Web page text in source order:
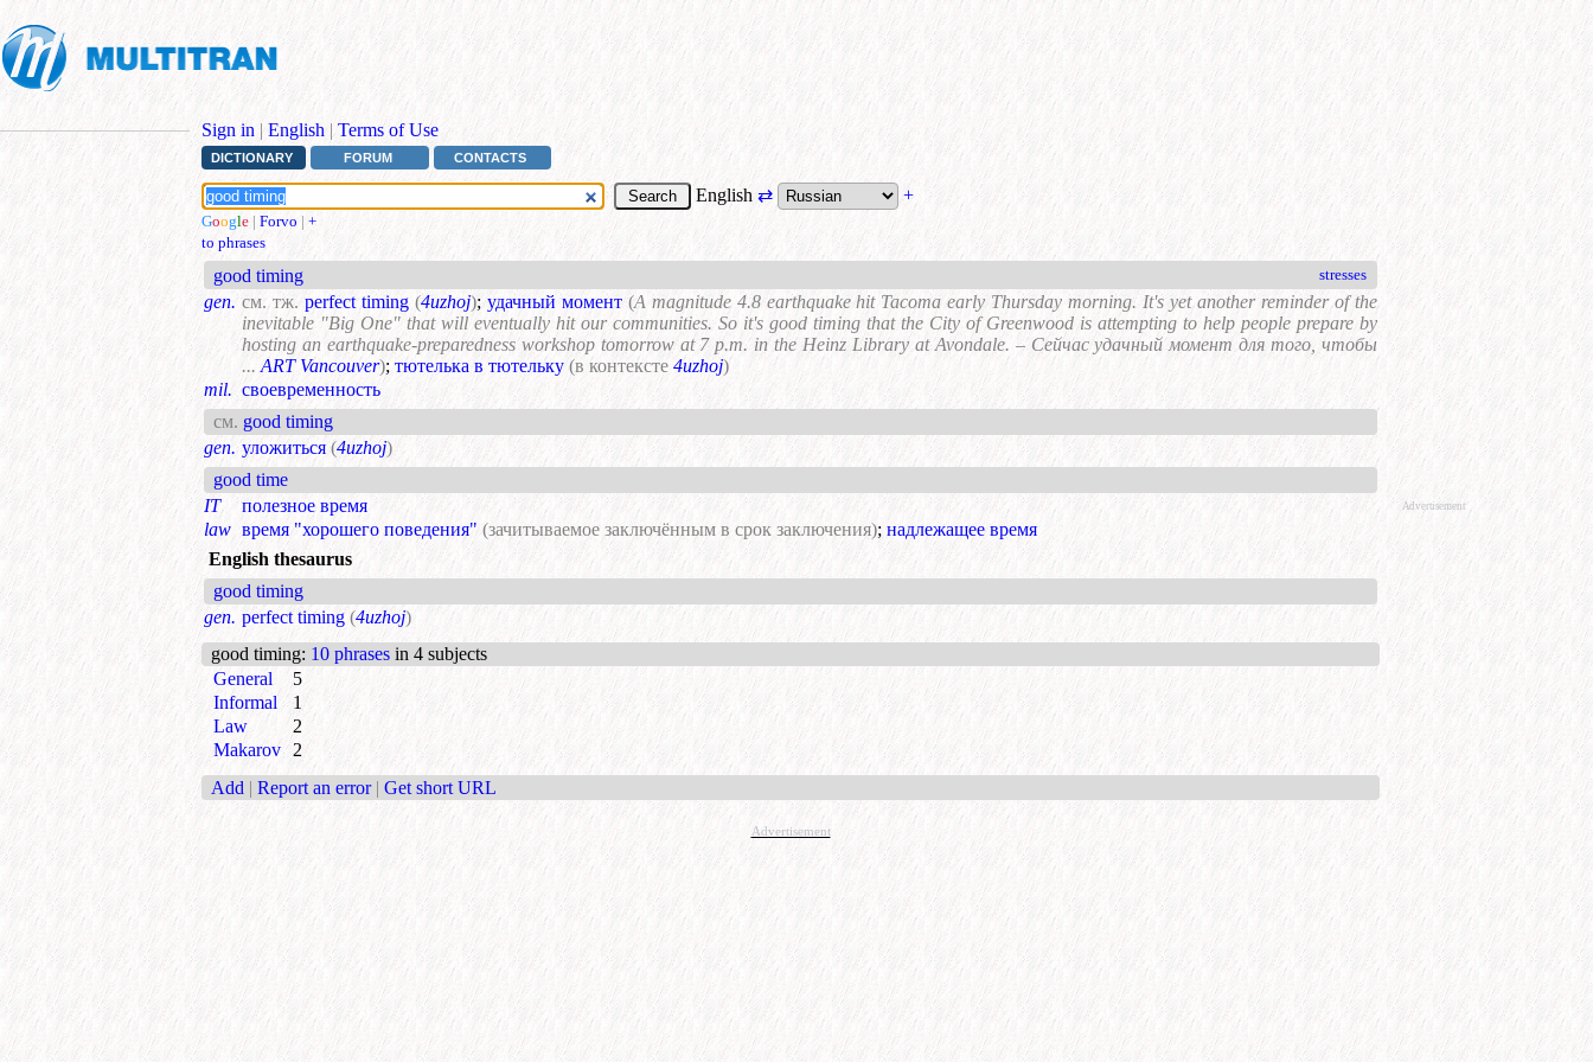
Sign in | English | Terms of Use
DICTIONARY FORUM CONTACTS
English ⇄ +
Google | Forvo | +
to phrases
good timing stresses
gen. см. тж. perfect timing (4uzhoj); удачный момент (A magnitude 4.8 earthquake hit Tacoma early Thursday morning. It's yet another reminder of the
inevitable "Big One" that will eventually hit our communities. So it's good timing that the City of Greenwood is attempting to help people prepare by
hosting an earthquake-preparedness workshop tomorrow at 7 p.m. in the Heinz Library at Avondale. – Сейчас удачный момент для того, чтобы
... ART Vancouver); тютелька в тютельку (в контексте 4uzhoj)
mil. своевременность
см. good timing
gen. уложиться (4uzhoj)
good time
IT
полезное время
law время "хорошего поведения" (зачитываемое заключённым в срок заключения); надлежащее время
English thesaurus
good timing
gen. perfect timing (4uzhoj)
good timing: 10 phrases in 4 subjects
General
5
Informal
1
Law
2
Makarov 2
Add | Report an error | Get short URL
Advertisement
Advertisement